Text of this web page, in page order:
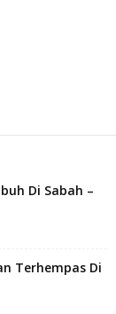
Di Sabah –
Terhempas Di